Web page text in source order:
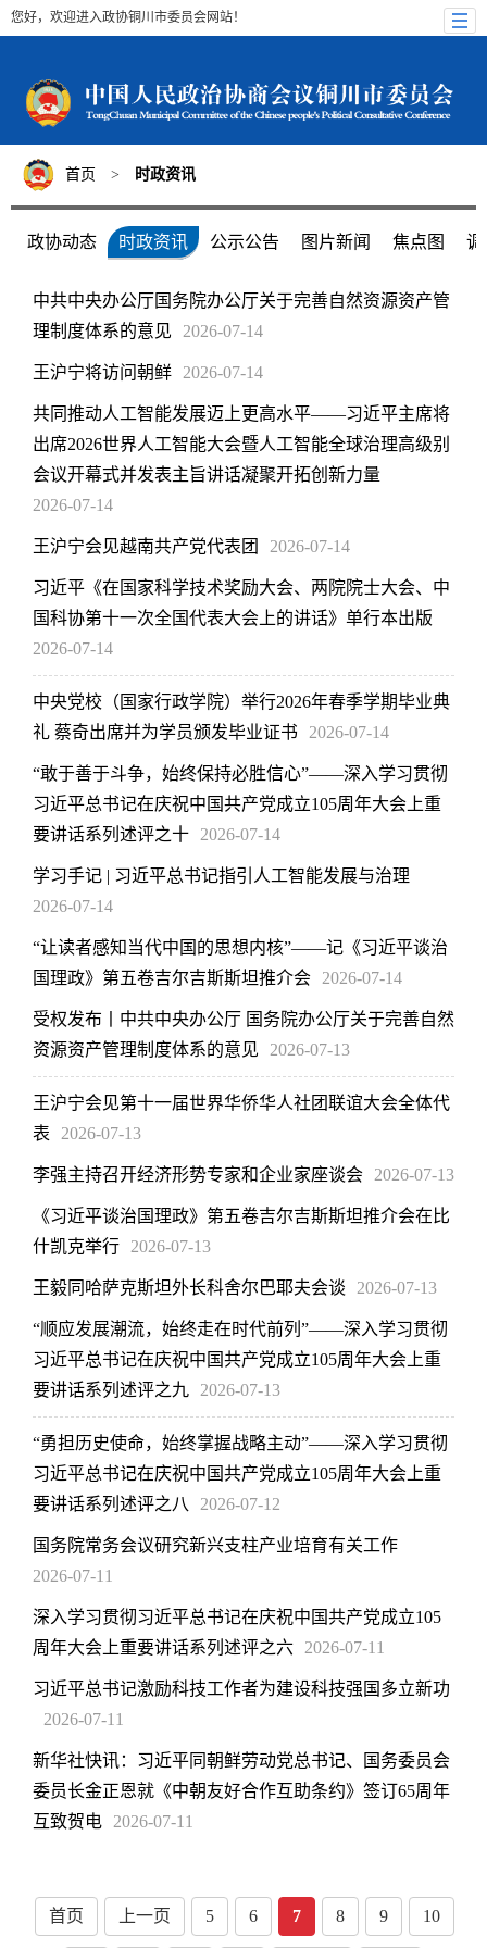
您好，欢迎进入政协铜川市委员会网站！
首页 > 时政资讯
政协动态 时政资讯 公示公告 图片新闻 焦点图 调
中共中央办公厅国务院办公厅关于完善自然资源资产管
理制度体系的意见
2026-07-14
王沪宁将访问朝鲜 2026-07-14
共同推动人工智能发展迈上更高水平——习近平主席将
出席2026世界人工智能大会暨人工智能全球治理高级别
会议开幕式并发表主旨讲话凝聚开拓创新力量
2026-07-14
王沪宁会见越南共产党代表团 2026-07-14
习近平《在国家科学技术奖励大会、两院院士大会、中
国科协第十一次全国代表大会上的讲话》单行本出版
2026-07-14
中央党校（国家行政学院）举行2026年春季学期毕业典
礼 蔡奇出席并为学员颁发毕业证书
2026-07-14
“敢于善于斗争，始终保持必胜信心”——深入学习贯彻
习近平总书记在庆祝中国共产党成立105周年大会上重
要讲话系列述评之十
2026-07-14
学习手记 | 习近平总书记指引人工智能发展与治理
2026-07-14
“让读者感知当代中国的思想内核”——记《习近平谈治
国理政》第五卷吉尔吉斯斯坦推介会
2026-07-14
受权发布丨中共中央办公厅 国务院办公厅关于完善自然
资源资产管理制度体系的意见
2026-07-13
王沪宁会见第十一届世界华侨华人社团联谊大会全体代
表
2026-07-13
李强主持召开经济形势专家和企业家座谈会 2026-07-13
《习近平谈治国理政》第五卷吉尔吉斯斯坦推介会在比
什凯克举行
2026-07-13
王毅同哈萨克斯坦外长科舍尔巴耶夫会谈 2026-07-13
“顺应发展潮流，始终走在时代前列”——深入学习贯彻
习近平总书记在庆祝中国共产党成立105周年大会上重
要讲话系列述评之九
2026-07-13
“勇担历史使命，始终掌握战略主动”——深入学习贯彻
习近平总书记在庆祝中国共产党成立105周年大会上重
要讲话系列述评之八
2026-07-12
国务院常务会议研究新兴支柱产业培育有关工作
2026-07-11
深入学习贯彻习近平总书记在庆祝中国共产党成立105
周年大会上重要讲话系列述评之六
2026-07-11
习近平总书记激励科技工作者为建设科技强国多立新功
2026-07-11
新华社快讯：习近平同朝鲜劳动党总书记、国务委员会
委员长金正恩就《中朝友好合作互助条约》签订65周年
互致贺电
2026-07-11
首页 上一页 5 6 7 8 9 10